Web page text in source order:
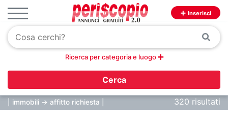
Inserisci
Ricerca per categoria e luogo
Cerca
| immobili -> affitto richiesta | 320 risultati